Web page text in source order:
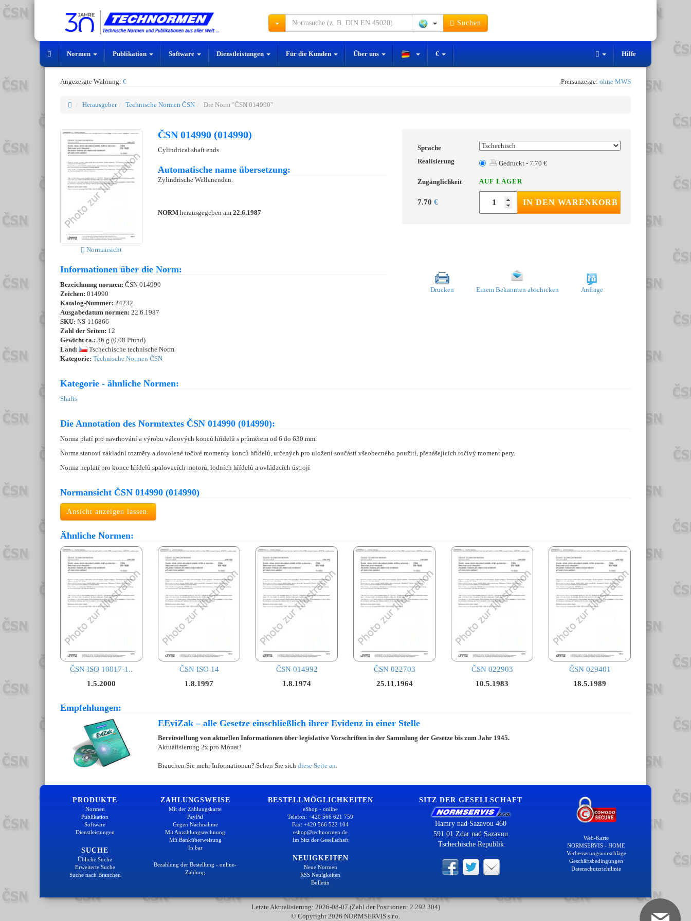
Suchen
Normen Publikation Software Dienstleistungen Für die Kunden Über uns € Hilfe
Angezeigte Währung: € Preisanzeige: ohne MWS
Herausgeber Technische Normen ČSN Die Norm "ČSN 014990"
Normansicht
ČSN 014990 (014990)
Cylindrical shaft ends
Automatische name übersetzung:
Zylindrische Wellenenden.
NORM herausgegeben am 22.6.1987
Sprache
Realisierung
Gedruckt - 7.70 €
Zugänglichkeit AUF LAGER
7.70 € IN DEN WARENKORB
Informationen über die Norm:
Bezeichnung normen: ČSN 014990
Zeichen: 014990
Katalog-Nummer: 24232
Ausgabedatum normen: 22.6.1987
SKU: NS-116866
Zahl der Seiten: 12
Gewicht ca.: 36 g (0.08 Pfund)
Land:
Tschechische technische Norm
Kategorie: Technische Normen ČSN
Drucken Einem Bekannten abschicken Anfrage
Kategorie - ähnliche Normen:
Shafts
Die Annotation des Normtextes ČSN 014990 (014990):
Norma platí pro navrhování a výrobu válcových konců hřídelů s průměrem od 6 do 630 mm.
Norma stanoví základní rozměry a dovolené točivé momenty konců hřídelů, určených pro uložení součástí všeobecného použití, přenášejících točivý moment pery.
Norma neplatí pro konce hřídelů spalovacích motorů, lodních hřídelů a ovládacích ústrojí
Normansicht ČSN 014990 (014990)
Ansicht anzeigen lassen.
Ähnliche Normen:
ČSN ISO 10817-1..
1.5.2000
ČSN ISO 14
1.8.1997
ČSN 014992
1.8.1974
ČSN 022703
25.11.1964
ČSN 022903
10.5.1983
ČSN 029401
18.5.1989
Empfehlungen:
EEviZak – alle Gesetze einschließlich ihrer Evidenz in einer Stelle
Bereitstellung von aktuellen Informationen über legislative Vorschriften in der Sammlung der Gesetze bis zum Jahr 1945.
Aktualisierung 2x pro Monat!
Brauchen Sie mehr Informationen? Sehen Sie sich diese Seite an.
PRODUKTE
Normen
Publikation
Software
Dienstleistungen
SUCHE
Übliche Suche
Erweiterte Suche
Suche nach Branchen
ZAHLUNGSWEISE
Mit der Zahlungskarte
PayPal
Gegen Nachnahme
Mit Anzahlungsrechnung
Mit Banküberweisung
In bar
Bezahlung der Bestellung - online-
Zahlung
BESTELLMÖGLICHKEITEN
eShop - online
Telefon: +420 566 621 759
Fax: +420 566 522 104
eshop@technormen.de
Im Sitz der Gesellschaft
NEUIGKEITEN
Neue Normen
RSS Neuigkeiten
Bulletin
SITZ DER GESELLSCHAFT
Hamry nad Sazavou 460
591 01 Zdar nad Sazavou
Tschechische Republik
Web-Karte
NORMSERVIS - HOME
Verbesserungsvorschläge
Geschäftsbedingungen
Datenschutzrichtlinie
Letzte Aktualisierung: 2026-08-07 (Zahl der Positionen: 2 292 304)
© Copyright 2026 NORMSERVIS s.r.o.